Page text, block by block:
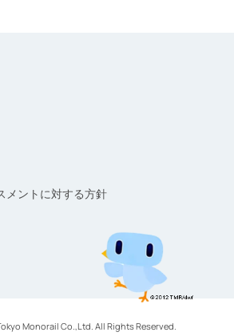
メントに対する方針
Monorail Co.,Ltd. All Rights Reserved.